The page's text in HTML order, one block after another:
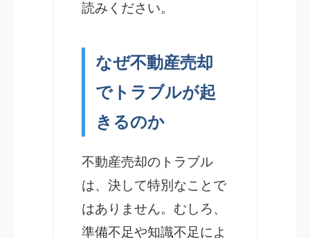
読みください。
なぜ不動産売却
でトラブルが起
きるのか
不動産売却のトラブル
は、決して特別なことで
はありません。むしろ、
準備不足や知識不足によ